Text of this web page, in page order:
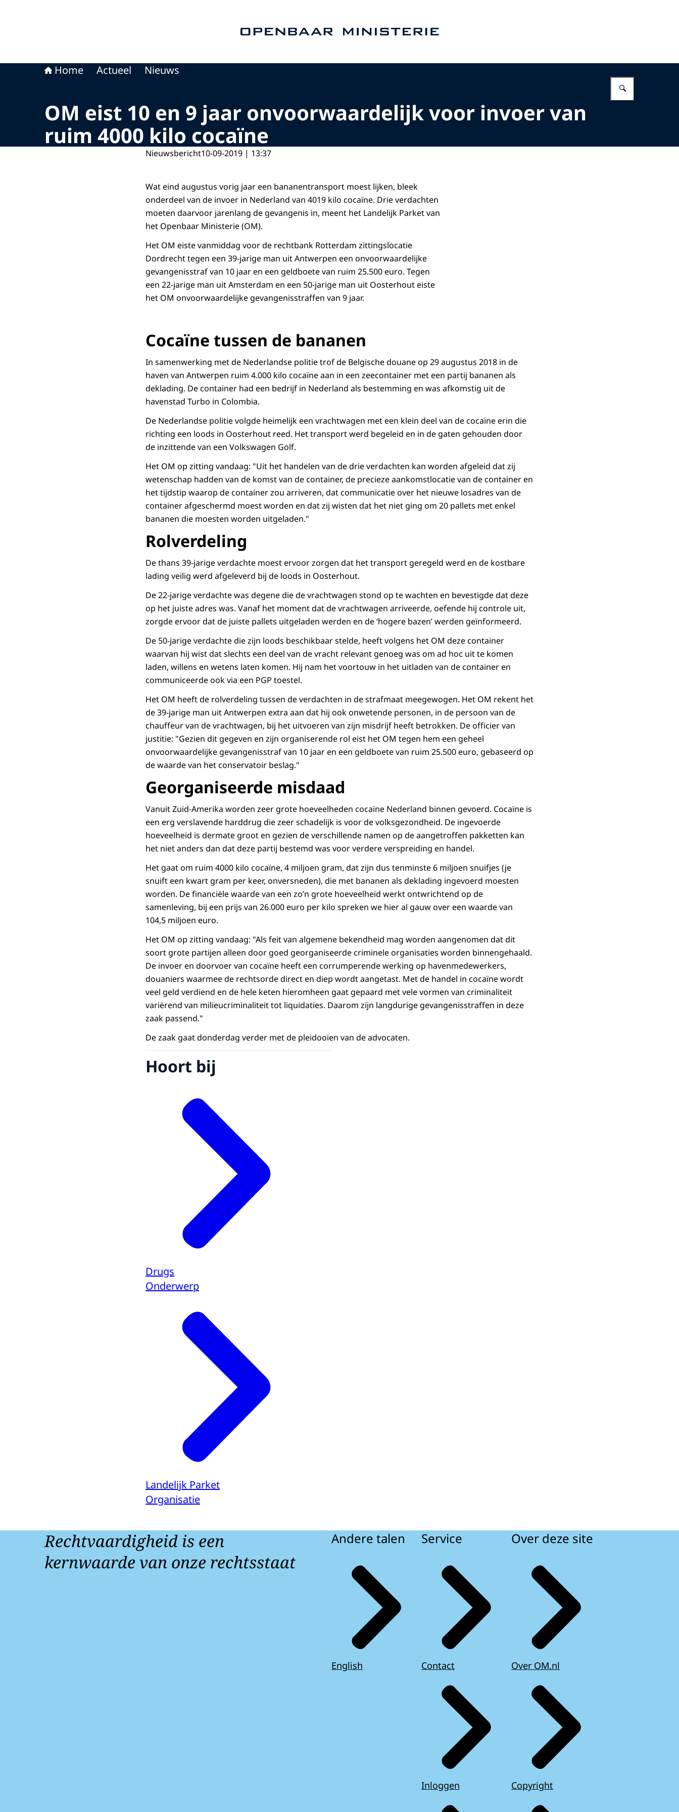
Home Actueel Nieuws
OM eist 10 en 9 jaar onvoorwaardelijk voor invoer van
ruim 4000 kilo cocaïne
Nieuwsbericht10-09-2019 | 13:37
Wat eind augustus vorig jaar een bananentransport moest lijken, bleek
onderdeel van de invoer in Nederland van 4019 kilo cocaïne. Drie verdachten
moeten daarvoor jarenlang de gevangenis in, meent het Landelijk Parket van
het Openbaar Ministerie (OM).
Het OM eiste vanmiddag voor de rechtbank Rotterdam zittingslocatie
Dordrecht tegen een 39-jarige man uit Antwerpen een onvoorwaardelijke
gevangenisstraf van 10 jaar en een geldboete van ruim 25.500 euro. Tegen
een 22-jarige man uit Amsterdam en een 50-jarige man uit Oosterhout eiste
het OM onvoorwaardelijke gevangenisstraffen van 9 jaar.
Cocaïne tussen de bananen
In samenwerking met de Nederlandse politie trof de Belgische douane op 29 augustus 2018 in de
haven van Antwerpen ruim 4.000 kilo cocaïne aan in een zeecontainer met een partij bananen als
deklading. De container had een bedrijf in Nederland als bestemming en was afkomstig uit de
havenstad Turbo in Colombia.
De Nederlandse politie volgde heimelijk een vrachtwagen met een klein deel van de cocaïne erin die
richting een loods in Oosterhout reed. Het transport werd begeleid en in de gaten gehouden door
de inzittende van een Volkswagen Golf.
Het OM op zitting vandaag: "Uit het handelen van de drie verdachten kan worden afgeleid dat zij
wetenschap hadden van de komst van de container, de precieze aankomstlocatie van de container en
het tijdstip waarop de container zou arriveren, dat communicatie over het nieuwe losadres van de
container afgeschermd moest worden en dat zij wisten dat het niet ging om 20 pallets met enkel
bananen die moesten worden uitgeladen."
Rolverdeling
De thans 39-jarige verdachte moest ervoor zorgen dat het transport geregeld werd en de kostbare
lading veilig werd afgeleverd bij de loods in Oosterhout.
De 22-jarige verdachte was degene die de vrachtwagen stond op te wachten en bevestigde dat deze
op het juiste adres was. Vanaf het moment dat de vrachtwagen arriveerde, oefende hij controle uit,
zorgde ervoor dat de juiste pallets uitgeladen werden en de ‘hogere bazen’ werden geïnformeerd.
De 50-jarige verdachte die zijn loods beschikbaar stelde, heeft volgens het OM deze container
waarvan hij wist dat slechts een deel van de vracht relevant genoeg was om ad hoc uit te komen
laden, willens en wetens laten komen. Hij nam het voortouw in het uitladen van de container en
communiceerde ook via een PGP toestel.
Het OM heeft de rolverdeling tussen de verdachten in de strafmaat meegewogen. Het OM rekent het
de 39-jarige man uit Antwerpen extra aan dat hij ook onwetende personen, in de persoon van de
chauffeur van de vrachtwagen, bij het uitvoeren van zijn misdrijf heeft betrokken. De officier van
justitie: "Gezien dit gegeven en zijn organiserende rol eist het OM tegen hem een geheel
onvoorwaardelijke gevangenisstraf van 10 jaar en een geldboete van ruim 25.500 euro, gebaseerd op
de waarde van het conservatoir beslag."
Georganiseerde misdaad
Vanuit Zuid-Amerika worden zeer grote hoeveelheden cocaïne Nederland binnen gevoerd. Cocaïne is
een erg verslavende harddrug die zeer schadelijk is voor de volksgezondheid. De ingevoerde
hoeveelheid is dermate groot en gezien de verschillende namen op de aangetroffen pakketten kan
het niet anders dan dat deze partij bestemd was voor verdere verspreiding en handel.
Het gaat om ruim 4000 kilo cocaïne, 4 miljoen gram, dat zijn dus tenminste 6 miljoen snuifjes (je
snuift een kwart gram per keer, onversneden), die met bananen als deklading ingevoerd moesten
worden. De financiële waarde van een zo’n grote hoeveelheid werkt ontwrichtend op de
samenleving, bij een prijs van 26.000 euro per kilo spreken we hier al gauw over een waarde van
104,5 miljoen euro.
Het OM op zitting vandaag: "Als feit van algemene bekendheid mag worden aangenomen dat dit
soort grote partijen alleen door goed georganiseerde criminele organisaties worden binnengehaald.
De invoer en doorvoer van cocaïne heeft een corrumperende werking op havenmedewerkers,
douaniers waarmee de rechtsorde direct en diep wordt aangetast. Met de handel in cocaïne wordt
veel geld verdiend en de hele keten hieromheen gaat gepaard met vele vormen van criminaliteit
variërend van milieucriminaliteit tot liquidaties. Daarom zijn langdurige gevangenisstraffen in deze
zaak passend."
De zaak gaat donderdag verder met de pleidooien van de advocaten.
Hoort bij
Drugs
Onderwerp
Landelijk Parket
Organisatie
Rechtvaardigheid is een
kernwaarde van onze rechtsstaat
Andere talen
English
Service
Contact
Inloggen
Over deze site
Over OM.nl
Copyright